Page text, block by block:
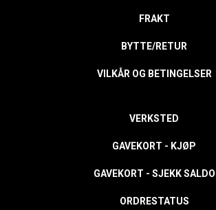
FRAKT
BYTTE/RETUR
VILKÅR OG BETINGELSER
VERKSTED
GAVEKORT - KJØP
GAVEKORT - SJEKK SALDO
ORDRESTATUS